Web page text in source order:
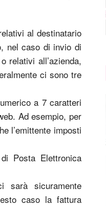
al destinatario
nel caso di invio di
relativi all’azienda,
ci sono tre
a 7 caratteri
Ad esempio, per
l’emittente imposti
Posta Elettronica
sarà sicuramente
caso la fattura